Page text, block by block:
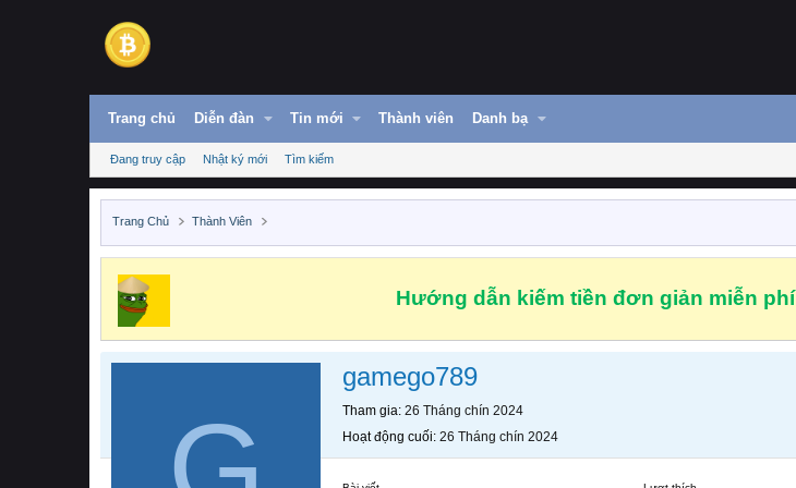
Trang chủ Diễn đàn Tin mới Thành viên Danh bạ
Đang truy cập Nhật ký mới Tìm kiếm
Trang Chủ Thành Viên
Hướng dẫn kiếm tiền đơn giản miễn phí
gamego789
Tham gia 26 Tháng chín 2024
Hoạt động cuối 26 Tháng chín 2024